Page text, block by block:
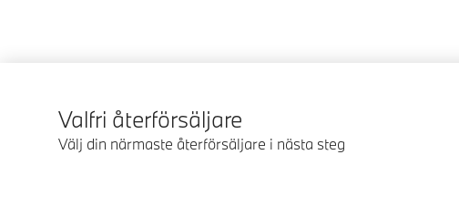
Valfri återförsäljare
Välj din närmaste återförsäljare i nästa steg